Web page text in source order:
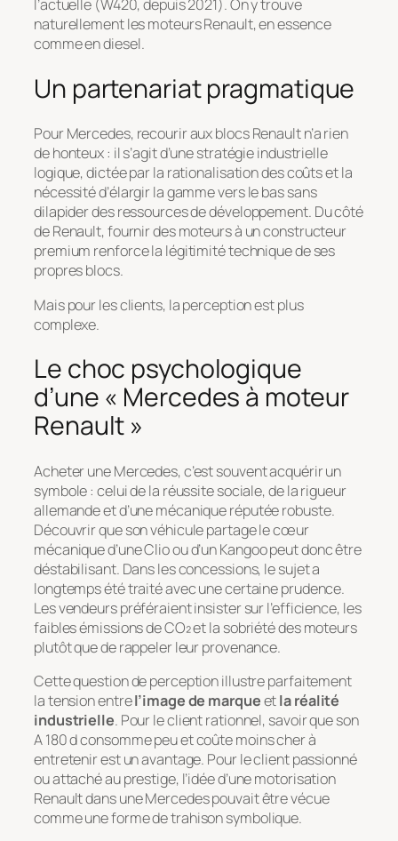
l’actuelle (W420, depuis 2021). On y trouve
naturellement les moteurs Renault, en essence
comme en diesel.
Un partenariat pragmatique
Pour Mercedes, recourir aux blocs Renault n’a rien
de honteux : il s’agit d’une stratégie industrielle
logique, dictée par la rationalisation des coûts et la
nécessité d’élargir la gamme vers le bas sans
dilapider des ressources de développement. Du côté
de Renault, fournir des moteurs à un constructeur
premium renforce la légitimité technique de ses
propres blocs.
Mais pour les clients, la perception est plus
complexe.
Le choc psychologique
d’une « Mercedes à moteur
Renault »
Acheter une Mercedes, c’est souvent acquérir un
symbole : celui de la réussite sociale, de la rigueur
allemande et d’une mécanique réputée robuste.
Découvrir que son véhicule partage le cœur
mécanique d’une Clio ou d’un Kangoo peut donc être
déstabilisant. Dans les concessions, le sujet a
longtemps été traité avec une certaine prudence.
Les vendeurs préféraient insister sur l’efficience, les
faibles émissions de CO₂ et la sobriété des moteurs
plutôt que de rappeler leur provenance.
Cette question de perception illustre parfaitement
la tension entrel’image de marqueetla réalité
industrielle. Pour le client rationnel, savoir que son
A 180 d consomme peu et coûte moins cher à
entretenir est un avantage. Pour le client passionné
ou attaché au prestige, l’idée d’une motorisation
Renault dans une Mercedes pouvait être vécue
comme une forme de trahison symbolique.